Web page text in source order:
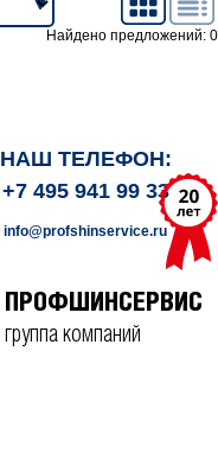
Найдено предложений: 0
НАШ ТЕЛЕФОН:
+7 495 941 99 33
info@profshinservice.ru
ПРОФШИНСЕРВИС
группа компаний